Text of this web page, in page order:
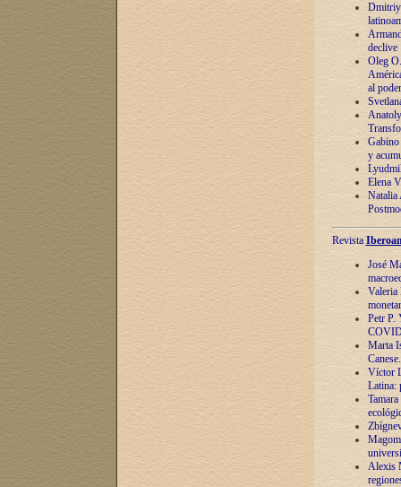
Dmitriy
declive
Oleg
al poder
y
Elena
Natalia
Revista
José
Valeria
Petr P.
Marta
Víctor
Latina:
Alexis